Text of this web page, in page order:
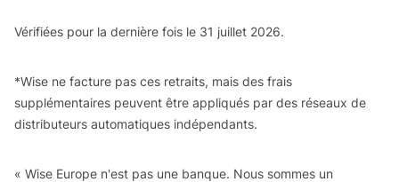
Vérifiées pour la dernière fois le 31 juillet 2026.
*Wise ne facture pas ces retraits, mais des frais
supplémentaires peuvent être appliqués par des réseaux de
distributeurs automatiques indépendants.
« Wise Europe n'est pas une banque. Nous sommes un